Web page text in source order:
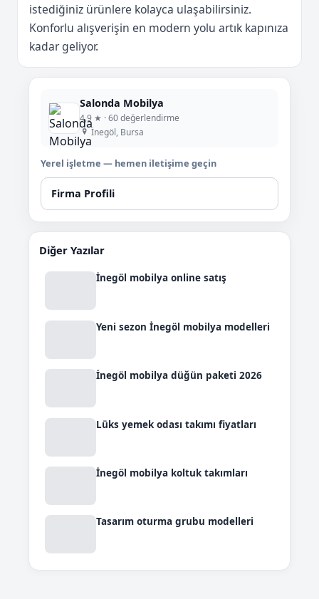
istediğiniz ürünlere kolayca ulaşabilirsiniz.
Konforlu alışverişin en modern yolu artık kapınıza
kadar geliyor.
Salonda Mobilya
4,9 ★ · 60 değerlendirme
İnegöl, Bursa
Yerel işletme — hemen iletişime geçin
Firma Profili
Diğer Yazılar
İnegöl mobilya online satış
Yeni sezon İnegöl mobilya modelleri
İnegöl mobilya düğün paketi 2026
Lüks yemek odası takımı fiyatları
İnegöl mobilya koltuk takımları
Tasarım oturma grubu modelleri